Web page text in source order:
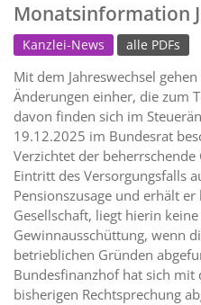
Monatsinformation
Kanzlei-News alle PDFs
Mit dem Jahreswechsel
Änderungen einher, die zum
davon finden sich im
19.12.2025 im Bundesrat
Verzichtet der
Eintritt des Versorgungsfalls
Pensionszusage und erhält
Gesellschaft, liegt hierin
Gewinnausschüttung, wenn
betrieblichen Gründen
Bundesfinanzhof hat sich mit
bisherigen Rechtsprechung